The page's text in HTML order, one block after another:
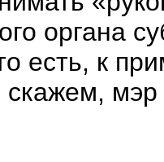
органа
есть, к
скажем,